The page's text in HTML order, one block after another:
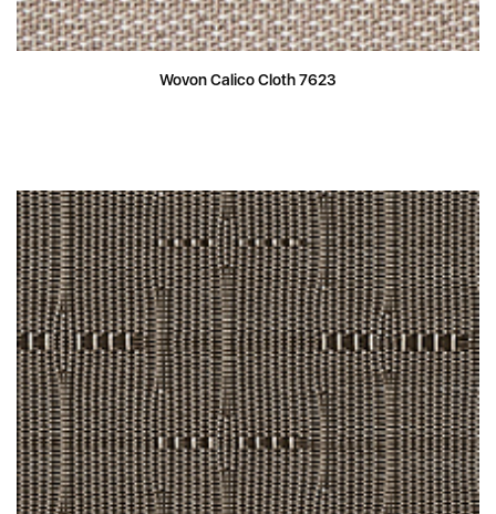
Wovon Calico Cloth 7623